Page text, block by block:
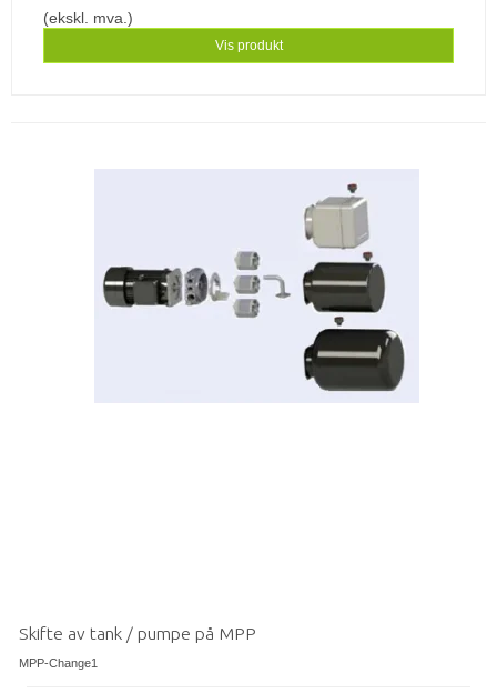
(ekskl. mva.)
Vis produkt
Skifte av tank / pumpe på MPP
MPP-Change1